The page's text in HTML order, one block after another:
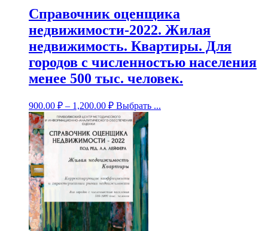
Справочник оценщика
недвижимости-2022. Жилая
недвижимость. Квартиры. Для
городов с численностью населения
менее 500 тыс. человек.
900.00 ₽ – 1,200.00 ₽ Выбрать ...